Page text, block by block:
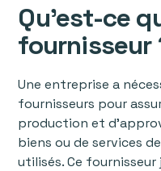
Qu’est-ce
fournisseur
Une entreprise a
fournisseurs pour
production et
biens ou de services
utilisés. Ce